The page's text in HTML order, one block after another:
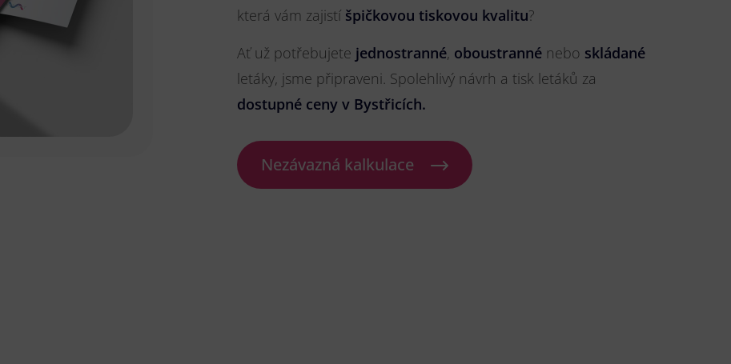
která vám zajistí špičkovou tiskovou kvalitu?
Ať už potřebujete jednostranné, oboustranné nebo skládané
letáky, jsme připraveni. Spolehlivý návrh a tisk letáků za
dostupné ceny v Bystřicích.
Nezávazná kalkulace